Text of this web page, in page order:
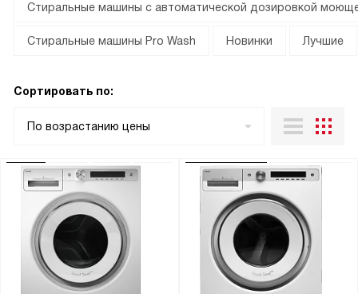
Стиральные машины с автоматической дозировкой
Стиральные машины Pro Wash Новинки Лучшие
Сортировать по:
По возрастанию цены